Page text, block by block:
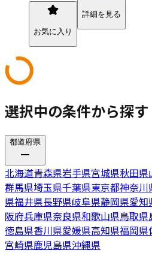
お気に入り
詳細を見る
選択中の条件から探す
都道府県
北海道青森県岩手県宮城県秋田県
群馬県埼玉県千葉県東京都神奈川
県福井県長野県岐阜県静岡県愛知
阪府兵庫県奈良県和歌山県鳥取県
徳島県香川県愛媛県高知県福岡県
宮崎県鹿児島県沖縄県